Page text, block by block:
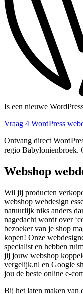
Is een nieuwe
Vraag 4 WordPress
Ontvang direct
regio Babylonienbroek.
Webshop
Wil jij producten
webshop webdesign
natuurlijk niks anders
nagedacht wordt over
bezoeker van je shop
kopen! Onze
specialist en hebben
jij jouw webshop
vergelijk.nl en Google
jou de beste online e-
Bij het laten maken van